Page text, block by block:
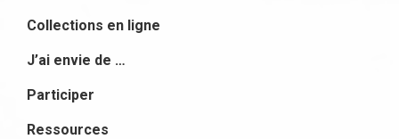
Collections en ligne
J’ai envie de …
Participer
Ressources